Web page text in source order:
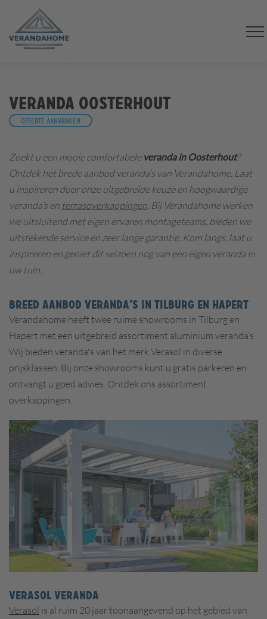
Veranda Oosterhout
Offerte aanvragen
Zoekt u een mooie comfortabele veranda in Oosterhout?
Ontdek het brede aanbod veranda’s van Verandahome. Laat
u inspireren door onze uitgebreide keuze en hoogwaardige
veranda’s en terrasoverkappingen. Bij Verandahome werken
we uitsluitend met eigen ervaren montageteams, bieden we
uitstekende service en zeer lange garantie. Kom langs, laat u
inspireren en geniet dit seizoen nog van een eigen veranda in
uw tuin.
BREED AANBOD VERANDA’S IN TILBURG EN HAPERT
Verandahome heeft twee ruime showrooms in Tilburg en
Hapert met een uitgebreid assortiment aluminium veranda’s.
Wij bieden veranda's van het merk Verasol in diverse
prijsklassen. Bij onze showrooms kunt u gratis parkeren en
ontvangt u goed advies. Ontdek ons assortiment
overkappingen.
VERASOL VERANDA
Verasol is al ruim 20 jaar toonaangevend op het gebied van